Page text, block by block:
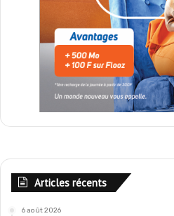
Articles récents
6 août 2026